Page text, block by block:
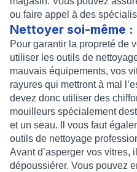
ou faire appel à des
Nettoyer soi-même
Pour garantir la propreté de
utiliser les outils de
mauvais équipements, vos
rayures qui mettront à mal
devez donc utiliser des
mouilleurs spécialement
et un seau. Il vous faut
outils de nettoyage
Avant d’asperger vos vitres,
dépoussiérer. Vous pouvez